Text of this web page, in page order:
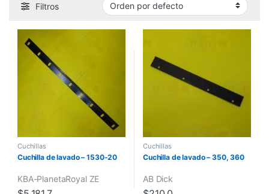
Filtros
Cuchillas
Cuchilla de lavado – 1530-20
KBA-PlanetaRoyal ZE
Cuchillas
Cuchilla de lavado – 350, 360
AB Dick